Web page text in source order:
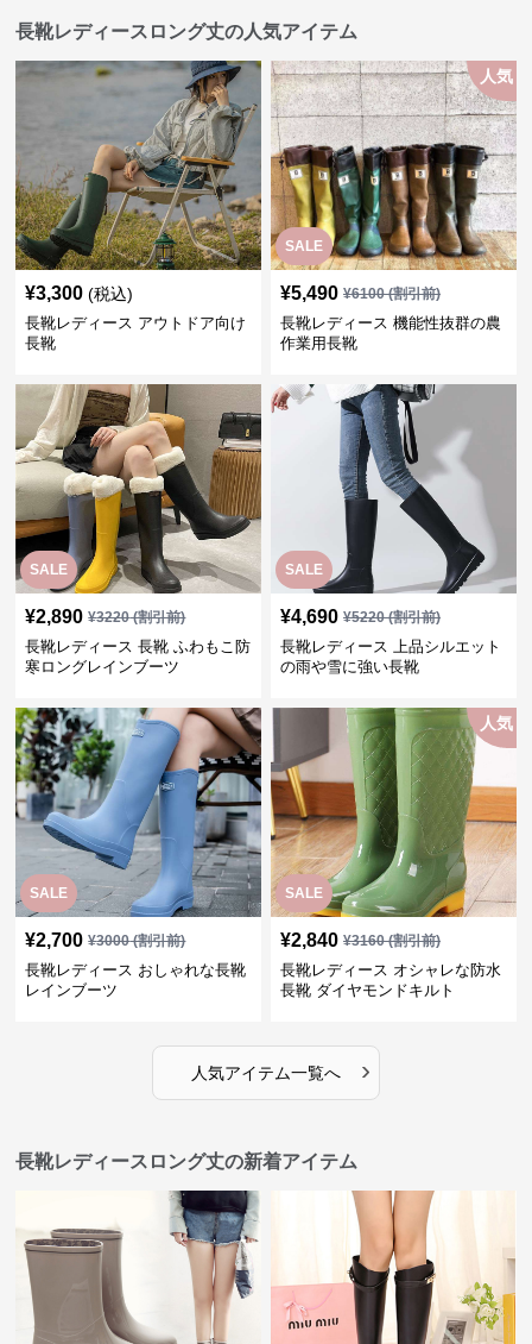
長靴レディースロング丈の人気アイテム
¥3,300 (税込)
長靴レディース アウトドア向け
長靴
SALE
人気
¥5,490 ¥6100(割引前)
長靴レディース 機能性抜群の農
作業用長靴
SALE
¥2,890 ¥3220(割引前)
長靴レディース 長靴 ふわもこ防
寒ロングレインブーツ
SALE
¥4,690 ¥5220(割引前)
長靴レディース 上品シルエット
の雨や雪に強い長靴
SALE
¥2,700 ¥3000(割引前)
長靴レディース おしゃれな長靴
レインブーツ
SALE
人気
¥2,840 ¥3160(割引前)
長靴レディース オシャレな防水
長靴 ダイヤモンドキルト
人気アイテム一覧へ ›
長靴レディースロング丈の新着アイテム